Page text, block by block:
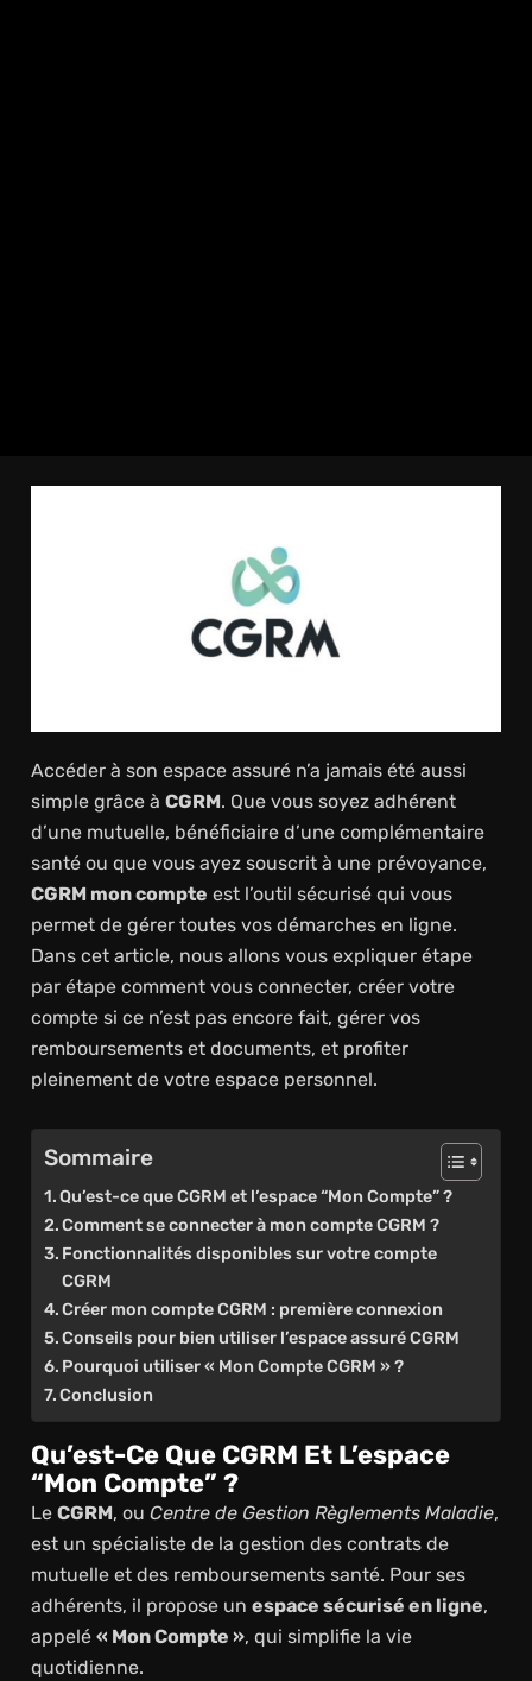
Accéder à son espace assuré n’a jamais été aussi
simple grâce à CGRM. Que vous soyez adhérent
d’une mutuelle, bénéficiaire d’une complémentaire
santé ou que vous ayez souscrit à une prévoyance,
CGRM mon compte est l’outil sécurisé qui vous
permet de gérer toutes vos démarches en ligne.
Dans cet article, nous allons vous expliquer étape
par étape comment vous connecter, créer votre
compte si ce n’est pas encore fait, gérer vos
remboursements et documents, et profiter
pleinement de votre espace personnel.
Sommaire
Qu’est-ce que CGRM et l’espace “Mon Compte” ?
Comment se connecter à mon compte CGRM ?
Fonctionnalités disponibles sur votre compte
CGRM
Créer mon compte CGRM : première connexion
Conseils pour bien utiliser l’espace assuré CGRM
Pourquoi utiliser « Mon Compte CGRM » ?
Conclusion
Qu’est-Ce Que CGRM Et L’espace
“Mon Compte” ?
Le CGRM, ou Centre de Gestion Règlements Maladie,
est un spécialiste de la gestion des contrats de
mutuelle et des remboursements santé. Pour ses
adhérents, il propose un espace sécurisé en ligne,
appelé « Mon Compte », qui simplifie la vie
quotidienne.